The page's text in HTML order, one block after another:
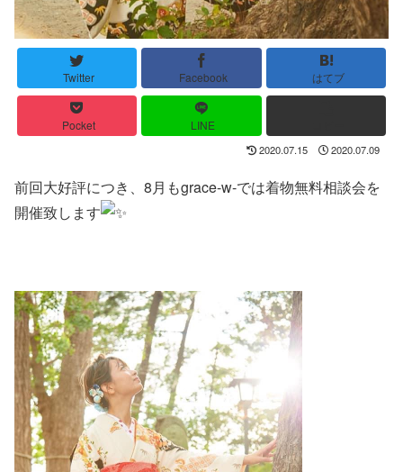
Twitter Facebook はてブ
Pocket LINE
2020.07.15 2020.07.09
前回大好評につき、8月もgrace-w-では着物無料相談会を
開催致します